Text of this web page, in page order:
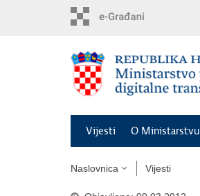
Vijesti O Ministarstvu
Naslovnica Vijesti